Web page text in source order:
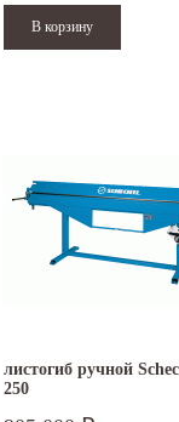
MAZ 200
MAE 250
MAE 200
помощи листогиба
доборных
сегментные
немецких
листогиб ручной
250